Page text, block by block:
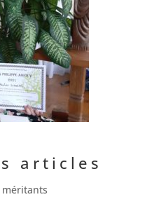
articles
méritants